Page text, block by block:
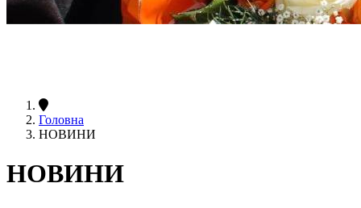
Головна
НОВИНИ
НОВИНИ